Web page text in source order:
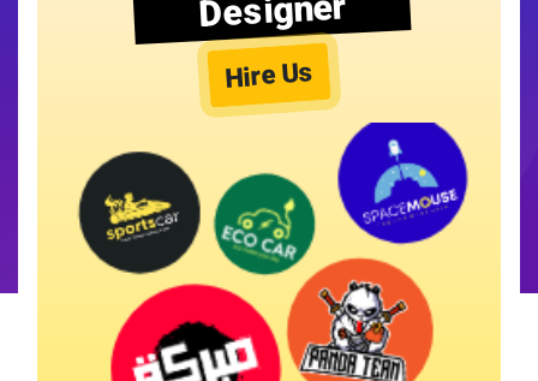
Hire Us